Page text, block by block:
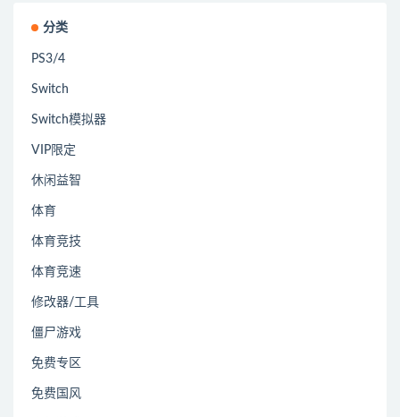
分类
PS3/4
Switch
Switch模拟器
VIP限定
休闲益智
体育
体育竞技
体育竞速
修改器/工具
僵尸游戏
免费专区
免费国风